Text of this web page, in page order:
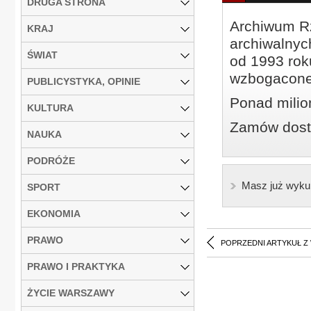
Archiwum
od 1993
Ponad
Zamów
Masz już
POPRZEDNI ARTYKUŁ Z
KRAJ
ŚWIAT
PUBLICYSTYKA, OPINIE
KULTURA
NAUKA
PODRÓŻE
SPORT
EKONOMIA
PRAWO
PRAWO I PRAKTYKA
ŻYCIE WARSZAWY